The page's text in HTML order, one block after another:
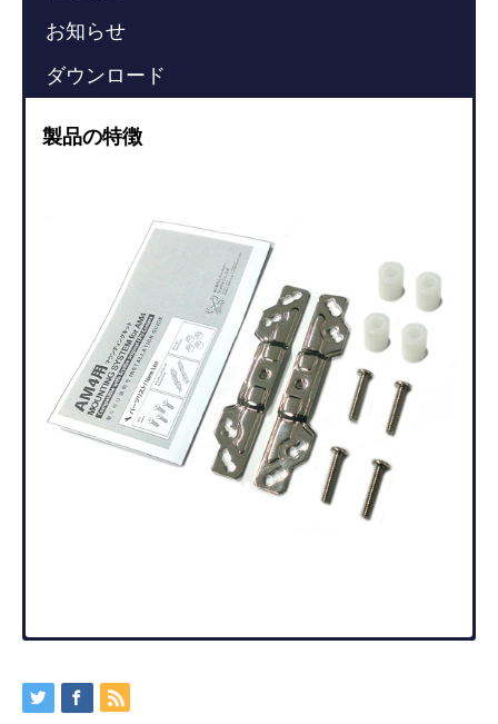
お知らせ
ダウンロード
製品の特徴
サイズオリジナルCPUクーラー用AM4取付キ
★この製品の販売を終了しました。
現在お知らせはございません。
製品マニュアル・ダウンロードは下記よりダウンロード頂